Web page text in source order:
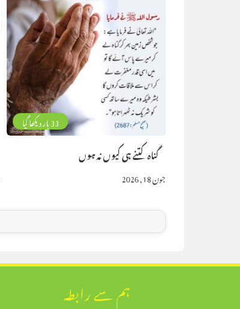
33 بار دیکھا گیا
گناہ کتنے ہی کیوں نہ ہوں
جون 18, 2026
ہم سے رابطہ